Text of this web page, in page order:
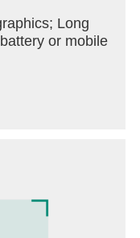
Long
or mobile